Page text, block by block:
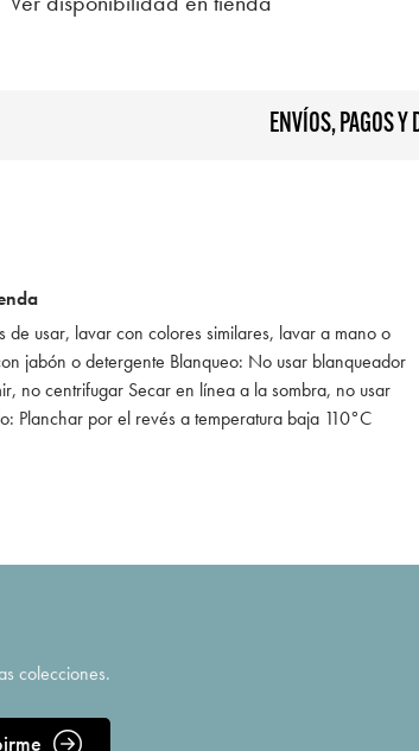
ENVÍOS, PAGOS Y
de usar, lavar con colores similares, lavar a mano o
jabón o detergente Blanqueo: No usar blanqueador
no centrifugar Secar en línea a la sombra, no usar
Planchar por el revés a temperatura baja 110°C
colecciones.